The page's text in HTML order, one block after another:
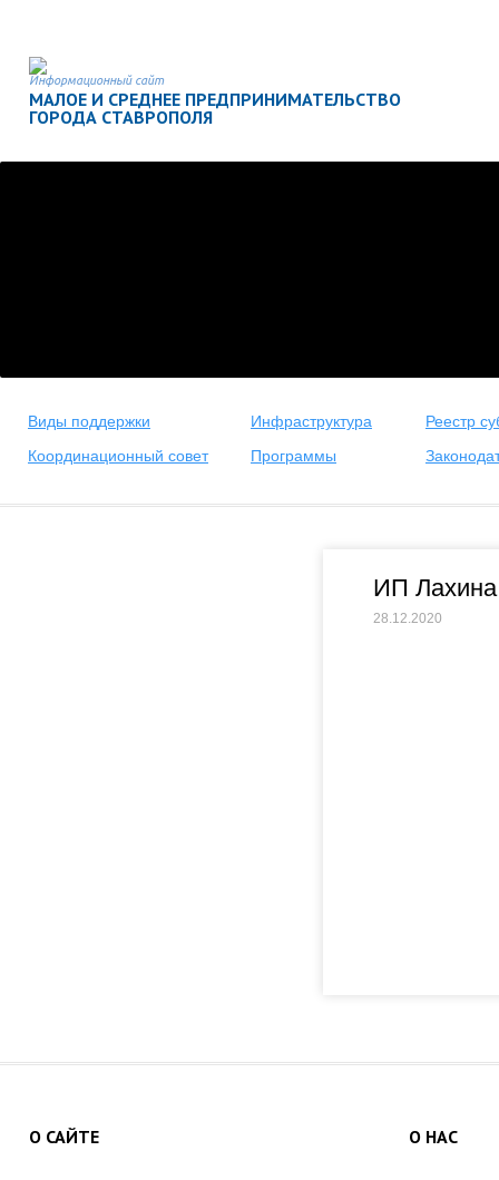
Информационный сайт
МАЛОЕ И СРЕДНЕЕ ПРЕДПРИНИМАТЕЛЬСТВО
ГОРОДА СТАВРОПОЛЯ
Виды поддержки Инфраструктура
Реестр
Координационный совет
Программы
ИП Лахина
28.12.2020
О САЙТЕ О НАС